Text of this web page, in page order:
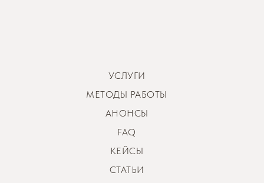
СТАТЬИ
АНОНСЫ
FAQ
МЕТОДЫ РАБОТЫ
УСЛУГИ
КЕЙСЫ